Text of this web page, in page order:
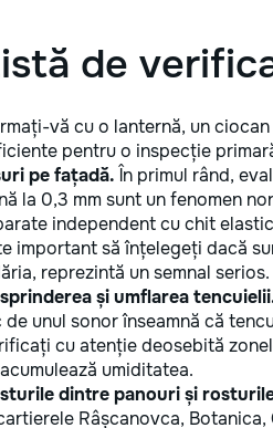
de
vă cu o lanternă, un
pentru o inspecție
pe fațadă.În primul rând,
la 0,3 mm sunt un fenomen
independent cu chit
important să înțelegeți dacă
reprezintă un semnal
și umflarea
de unul sonor înseamnă că
cu atenție deosebită
umiditatea.
dintre panouri și
Râșcanovca,